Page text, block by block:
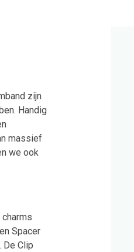
zijn
Handig
massief
we ook
Spacer
De Clip